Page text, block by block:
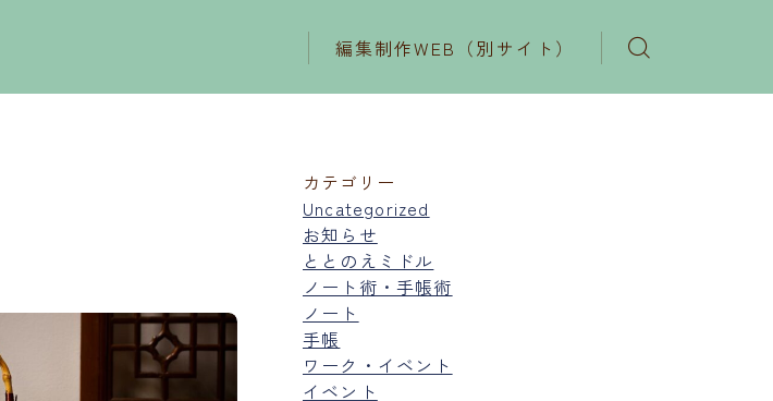
編集制作WEB（別サイト）
カテゴリー
Uncategorized
お知らせ
ととのえミドル
ノート術・手帳術
ノート
手帳
ワーク・イベント
イベント